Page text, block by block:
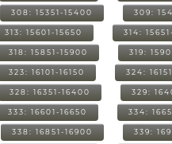
308: 15351-15400 309:
313: 15601-15650 314:
318: 15851-15900 319:
323: 16101-16150 324:
328: 16351-16400 329:
333: 16601-16650 334:
338: 16851-16900 339: